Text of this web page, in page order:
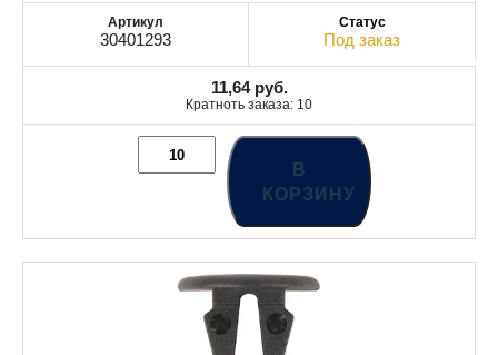
30401293 Под заказ
11,64 руб.
Кратноть заказа: 10
В
КОРЗИНУ